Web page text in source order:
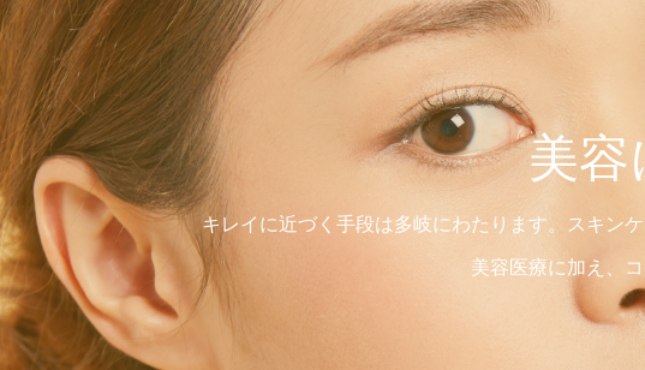
美容
キレイに近づく手段は多岐にわたります。スキン
美容医療に加え、